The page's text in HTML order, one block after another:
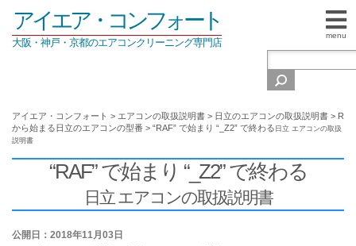
menu
アイエア・コンフォート
大阪・神戸・京都のエアコンクリーニング専門店
アイエア・コンフォート > エアコンの取扱説明書 > 日立のエアコンの取扱説明書 > R
から始まる日立のエアコンの型番 > “RAF” で始まり “_Z2” で終わる 日立 エアコンの取扱
説明書
“RAF” で始まり “_Z2” で終わる
日立 エアコンの取扱説明書
公開日：2018年11月03日